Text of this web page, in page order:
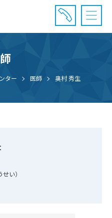
午前11時20分まで
ター 医師 奥村 秀生
い）